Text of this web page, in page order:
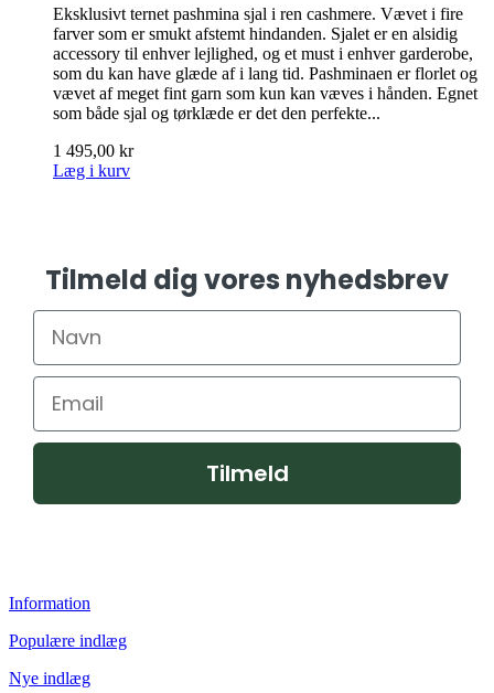
Eksklusivt ternet pashmina sjal i ren cashmere. Vævet i fire
farver som er smukt afstemt hindanden. Sjalet er en alsidig
accessory til enhver lejlighed, og et must i enhver garderobe,
som du kan have glæde af i lang tid. Pashminaen er florlet og
vævet af meget fint garn som kun kan væves i hånden. Egnet
som både sjal og tørklæde er det den perfekte...
1 495,00 kr
Læg i kurv
Tilmeld dig vores nyhedsbrev
Tilmeld
Information
Populære indlæg
Nye indlæg